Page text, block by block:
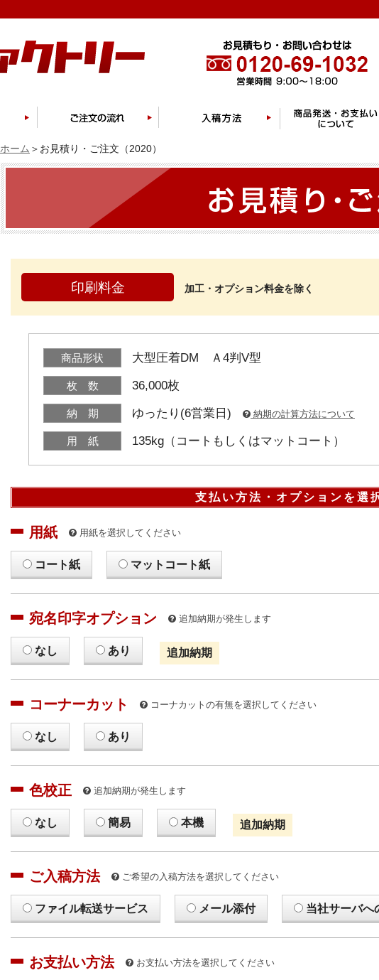
ホーム ＞お見積り・ご注文（2020）
印刷料金 加工・オプション料金を除く
商品形状 大型圧着DM Ａ4判V型
枚 数 36,000枚
納 期 ゆったり(6営業日) 納期の計算方法について
用 紙 135kg（コートもしくはマットコート）
支払い方法・オプションを選
用紙 用紙を選択してください
コート紙 マットコート紙
宛名印字オプション 追加納期が発生します
なし あり 追加納期
コーナーカット コーナカットの有無を選択してください
なし あり
色校正 追加納期が発生します
なし 簡易 本機 追加納期
ご入稿方法 ご希望の入稿方法を選択してください
ファイル転送サービス メール添付 当社サーバへ
お支払い方法 お支払い方法を選択してください